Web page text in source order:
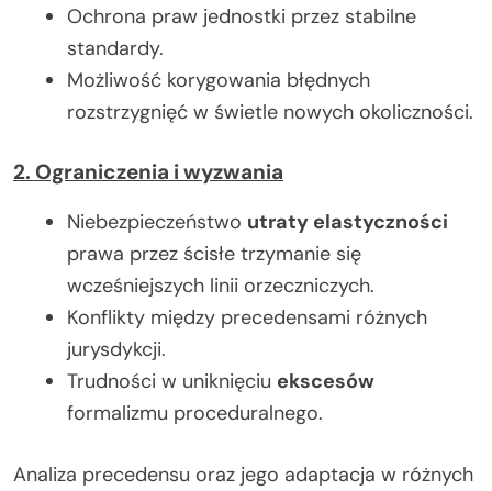
Ochrona praw jednostki przez stabilne
standardy.
Możliwość korygowania błędnych
rozstrzygnięć w świetle nowych okoliczności.
2. Ograniczenia i wyzwania
Niebezpieczeństwo utraty elastyczności
prawa przez ścisłe trzymanie się
wcześniejszych linii orzeczniczych.
Konflikty między precedensami różnych
jurysdykcji.
Trudności w uniknięciu ekscesów
formalizmu proceduralnego.
Analiza precedensu oraz jego adaptacja w różnych